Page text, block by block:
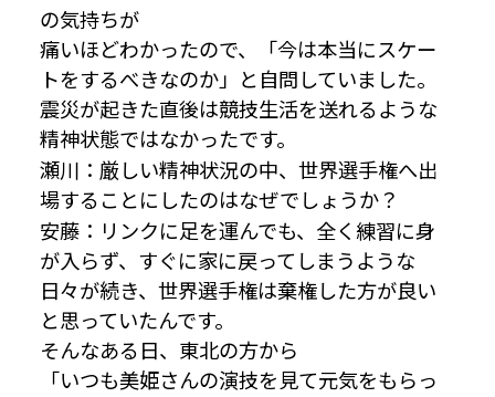
の気持ちが
痛いほどわかったので、「今は本当にスケー
トをするべきなのか」と自問していました。
震災が起きた直後は競技生活を送れるような
精神状態ではなかったです。
瀬川：厳しい精神状況の中、世界選手権へ出
場することにしたのはなぜでしょうか？
安藤：リンクに足を運んでも、全く練習に身
が入らず、すぐに家に戻ってしまうような
日々が続き、世界選手権は棄権した方が良い
と思っていたんです。
そんなある日、東北の方から
「いつも美姫さんの演技を見て元気をもらっ